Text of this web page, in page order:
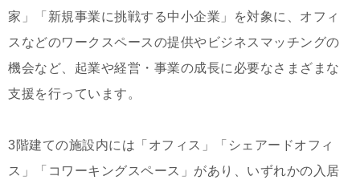
家」「新規事業に挑戦する中小企業」を対象に、オフィ
スなどのワークスペースの提供やビジネスマッチングの
機会など、起業や経営・事業の成長に必要なさまざまな
支援を行っています。
3階建ての施設内には「オフィス」「シェアードオフィ
ス」「コワーキングスペース」があり、いずれかの入居